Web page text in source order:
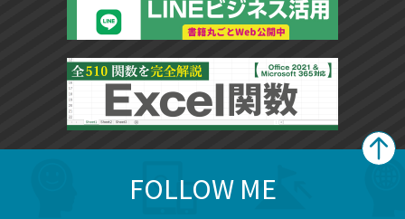
FOLLOW ME